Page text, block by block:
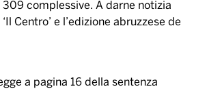
309 complessive. A darne notizia
Centro’ e l’edizione abruzzese de
a pagina 16 della sentenza